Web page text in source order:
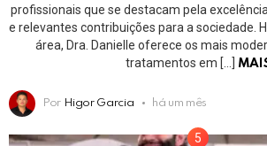
profissionais que se destacam pela
e relevantes contribuições para a sociedade.
área, Dra. Danielle oferece os mais
tratamentos em […]
Por Higor Garcia há um mês